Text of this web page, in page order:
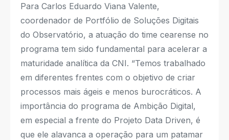
Para Carlos Eduardo Viana Valente,
coordenador de Portfólio de Soluções Digitais
do Observatório, a atuação do time cearense no
programa tem sido fundamental para acelerar a
maturidade analítica da CNI. “Temos trabalhado
em diferentes frentes com o objetivo de criar
processos mais ágeis e menos burocráticos. A
importância do programa de Ambição Digital,
em especial a frente do Projeto Data Driven, é
que ele alavanca a operação para um patamar